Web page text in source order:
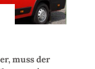
muss der